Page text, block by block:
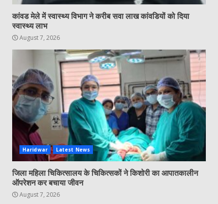
कांवड मेले में स्वास्थ्य विभाग ने करीब सवा लाख कांवडियों को दिया
स्वास्थ्य लाभ
August 7, 2026
Haridwar Latest News
जिला महिला चिकित्सालय के चिकित्सकों ने किशोरी का आपातकालीन
ऑपरेशन कर बचाया जीवन
August 7, 2026